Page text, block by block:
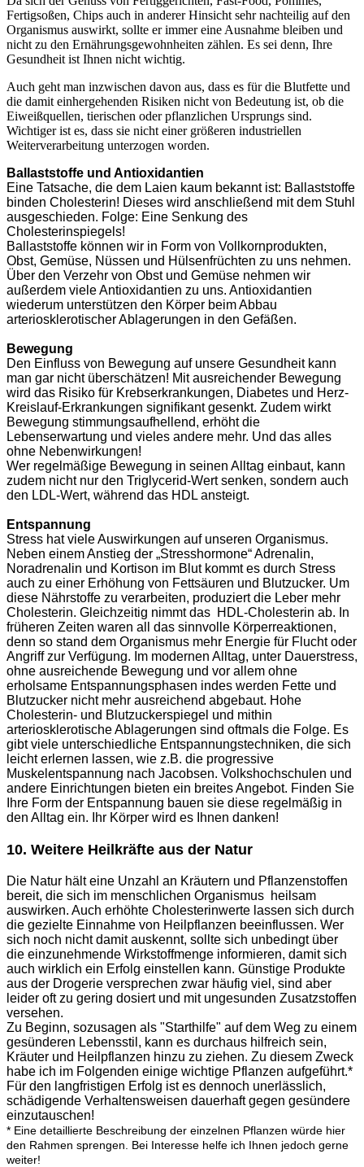
Fertigsoßen, Chips auch in anderer Hinsicht sehr nachteilig auf den
Organismus auswirkt, sollte er immer eine Ausnahme bleiben und
nicht zu den Ernährungsgewohnheiten zählen. Es sei denn, Ihre
Gesundheit ist Ihnen nicht wichtig.
Auch geht man inzwischen davon aus, dass es für die Blutfette und
die damit einhergehenden Risiken nicht von Bedeutung ist, ob die
Eiweißquellen, tierischen oder pflanzlichen Ursprungs sind.
Wichtiger ist es, dass sie nicht einer größeren industriellen
Weiterverarbeitung unterzogen worden.
Ballaststoffe und Antioxidantien
Eine Tatsache, die dem Laien kaum bekannt ist: Ballaststoffe
binden Cholesterin! Dieses wird anschließend mit dem Stuhl
ausgeschieden. Folge: Eine Senkung des
Cholesterinspiegels!
Ballaststoffe können wir in Form von Vollkornprodukten,
Obst, Gemüse, Nüssen und Hülsenfrüchten zu uns nehmen.
Über den Verzehr von Obst und Gemüse nehmen wir
außerdem viele Antioxidantien zu uns. Antioxidantien
wiederum unterstützen den Körper beim Abbau
arteriosklerotischer Ablagerungen in den Gefäßen.
Bewegung
Den Einfluss von Bewegung auf unsere Gesundheit kann
man gar nicht überschätzen! Mit ausreichender Bewegung
wird das Risiko für Krebserkrankungen, Diabetes und Herz-
Kreislauf-Erkrankungen signifikant gesenkt. Zudem wirkt
Bewegung stimmungsaufhellend, erhöht die
Lebenserwartung und vieles andere mehr. Und das alles
ohne Nebenwirkungen!
Wer regelmäßige Bewegung in seinen Alltag einbaut, kann
zudem nicht nur den Triglycerid-Wert senken, sondern auch
den LDL-Wert, während das HDL ansteigt.
Entspannung
Stress hat viele Auswirkungen auf unseren Organismus.
Neben einem Anstieg der „Stresshormone“ Adrenalin,
Noradrenalin und Kortison im Blut kommt es durch Stress
auch zu einer Erhöhung von Fettsäuren und Blutzucker. Um
diese Nährstoffe zu verarbeiten, produziert die Leber mehr
Cholesterin. Gleichzeitig nimmt das HDL-Cholesterin ab. In
früheren Zeiten waren all das sinnvolle Körperreaktionen,
denn so stand dem Organismus mehr Energie für Flucht oder
Angriff zur Verfügung. Im modernen Alltag, unter Dauerstress,
ohne ausreichende Bewegung und vor allem ohne
erholsame Entspannungsphasen indes werden Fette und
Blutzucker nicht mehr ausreichend abgebaut. Hohe
Cholesterin- und Blutzuckerspiegel und mithin
arteriosklerotische Ablagerungen sind oftmals die Folge. Es
gibt viele unterschiedliche Entspannungstechniken, die sich
leicht erlernen lassen, wie z.B. die progressive
Muskelentspannung nach Jacobsen. Volkshochschulen und
andere Einrichtungen bieten ein breites Angebot. Finden Sie
Ihre Form der Entspannung bauen sie diese regelmäßig in
den Alltag ein. Ihr Körper wird es Ihnen danken!
10. Weitere Heilkräfte aus der Natur
Die Natur hält eine Unzahl an Kräutern und Pflanzenstoffen
bereit, die sich im menschlichen Organismus heilsam
auswirken. Auch erhöhte Cholesterinwerte lassen sich durch
die gezielte Einnahme von Heilpflanzen beeinflussen. Wer
sich noch nicht damit auskennt, sollte sich unbedingt über
die einzunehmende Wirkstoffmenge informieren, damit sich
auch wirklich ein Erfolg einstellen kann. Günstige Produkte
aus der Drogerie versprechen zwar häufig viel, sind aber
leider oft zu gering dosiert und mit ungesunden Zusatzstoffen
versehen.
Zu Beginn, sozusagen als "Starthilfe" auf dem Weg zu einem
gesünderen Lebensstil, kann es durchaus hilfreich sein,
Kräuter und Heilpflanzen hinzu zu ziehen. Zu diesem Zweck
habe ich im Folgenden einige wichtige Pflanzen aufgeführt.*
Für den langfristigen Erfolg ist es dennoch unerlässlich,
schädigende Verhaltensweisen dauerhaft gegen gesündere
einzutauschen!
* Eine detaillierte Beschreibung der einzelnen Pflanzen würde hier
den Rahmen sprengen. Bei Interesse helfe ich Ihnen jedoch gerne
weiter!